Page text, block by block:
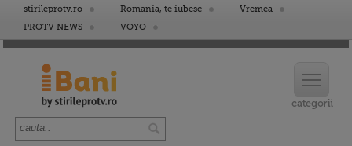
stirileprotv.ro Romania, te iubesc
Vremea
PROTV NEWS
VOYO